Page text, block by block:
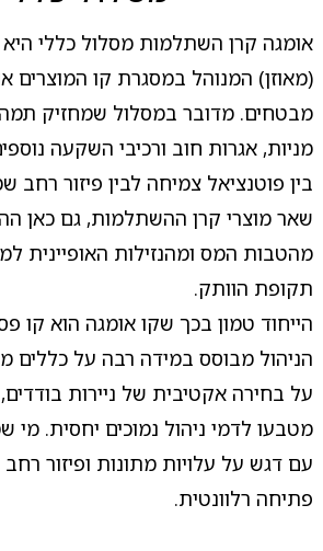
אומגה קרן השתלמות מסלול כללי היא
(מאוזן) המנוהל במסגרת קו המוצרים
מבטחים. מדובר במסלול שמחזיק
מניות, אגרות חוב ורכיבי השקעה
בין פוטנציאל צמיחה לבין פיזור רחב
שאר מוצרי קרן ההשתלמות, גם כאן
מהטבות המס ומהנזילות האופיינית
תקופת הוותק.
הייחוד טמון בכך שקו אומגה הוא קו
הניהול מבוסס במידה רבה על כללים
על בחירה אקטיבית של ניירות בודדים,
מטבעו לדמי ניהול נמוכים יחסית.
עם דגש על עלויות מתונות ופיזור
פתיחה רלוונטית.